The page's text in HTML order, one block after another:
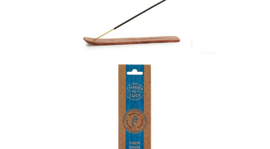
απευθύνεται μόνο σε εμπόρους